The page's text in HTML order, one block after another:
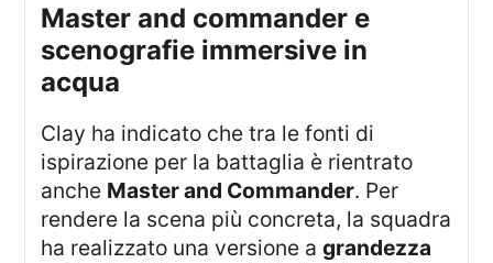
master and commander e
scenografie immersive in
acqua
Clay ha indicato che tra le fonti di
ispirazione per la battaglia è rientrato
anche Master and Commander. Per
rendere la scena più concreta, la squadra
ha realizzato una versione agrandezza